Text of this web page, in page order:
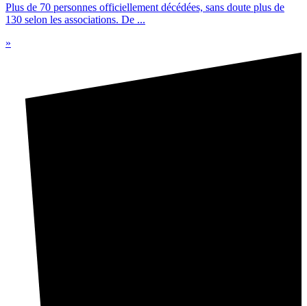
Plus de 70 personnes officiellement décédées, sans doute plus de
130 selon les associations. De ...
»